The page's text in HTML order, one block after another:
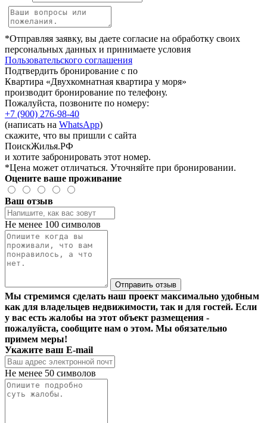
*Отправляя заявку, вы даете согласие на обработку своих
персональных данных и принимаете условия
Пользовательского соглашения
Подтвердить бронирование с по
Квартира «Двухкомнатная квартира у моря»
производит бронирование по телефону.
Пожалуйста, позвоните по номеру:
+7 (900) 276-98-40
(написать на WhatsApp)
скажите, что вы пришли с сайта
ПоискЖилья.РФ
и хотите забронировать этот номер.
*Цена может отличаться. Уточняйте при бронировании.
Оцените ваше проживание
Ваш отзыв
Не менее 100 символов
Отправить отзыв
Мы стремимся сделать наш проект максимально удобным
как для владельцев недвижимости, так и для гостей. Если
у вас есть жалобы на этот объект размещения -
пожалуйста, сообщите нам о этом. Мы обязательно
примем меры!
Укажите ваш E-mail
Не менее 50 символов